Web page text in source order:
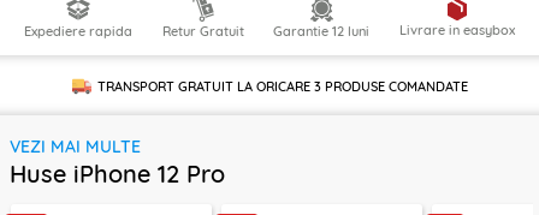
Expediere rapida Retur Gratuit Garantie 12 luni Livrare in easybox
TRANSPORT GRATUIT LA ORICARE 3 PRODUSECOMANDATE
VEZI MAI MULTE
Huse iPhone 12 Pro